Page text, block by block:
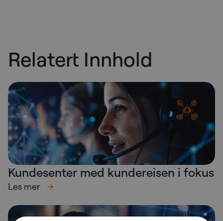
Relatert Innhold
Kundesenter med kundereisen i fokus
Les mer